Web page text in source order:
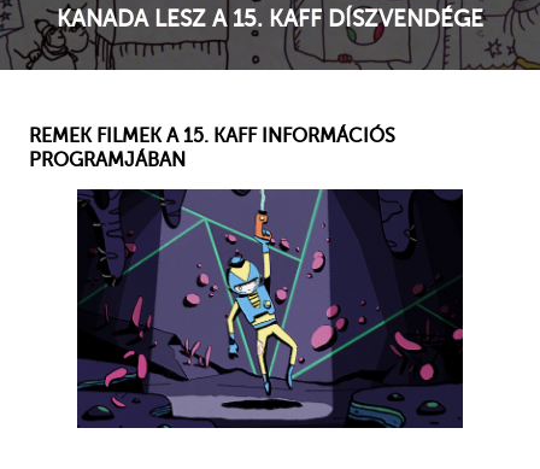
KANADA LESZ A 15. KAFF DÍSZVENDÉGE
REMEK FILMEK A 15. KAFF INFORMÁCIÓS
PROGRAMJÁBAN